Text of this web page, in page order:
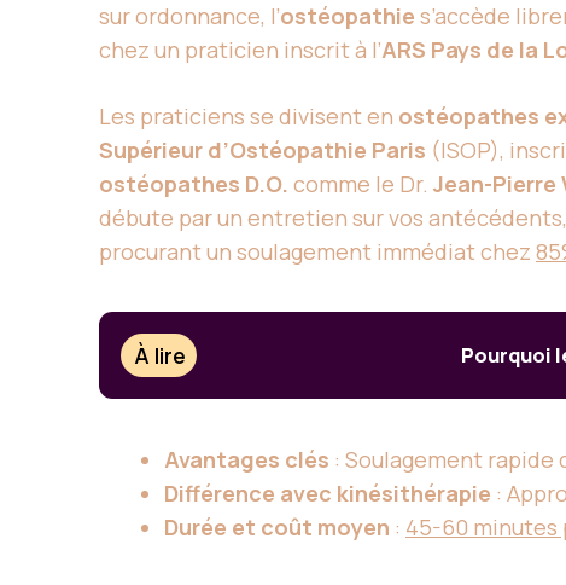
sur ordonnance, l’ostéopathie s’accède
chez un praticien inscrit à l’ARS Pays de la
Les praticiens se divisent en ostéopathes
Supérieur d’Ostéopathie Paris (ISOP),
ostéopathes D.O. comme le Dr. Jean-Pierre
débute par un entretien sur vos
procurant un soulagement immédiat chez
À lire Pourquoi
Avantages clés : Soulagement rapide
Différence avec kinésithérapie :
Durée et coût moyen : 45-60 minutes